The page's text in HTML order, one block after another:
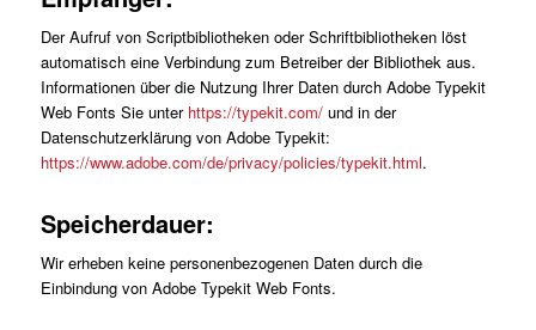
Der Aufruf von Scriptbibliotheken oder Schriftbibliotheken löst
automatisch eine Verbindung zum Betreiber der Bibliothek aus.
Informationen über die Nutzung Ihrer Daten durch Adobe Typekit
Web Fonts Sie unter https://typekit.com/und in der
Datenschutzerklärung von Adobe Typekit:
https://www.adobe.com/de/privacy/policies/typekit.html.
Speicherdauer:
Wir erheben keine personenbezogenen Daten durch die
Einbindung von Adobe Typekit Web Fonts.